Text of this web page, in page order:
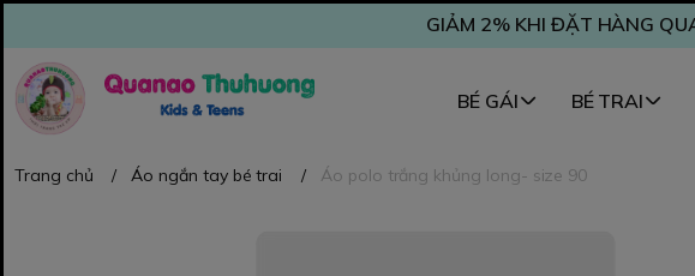
GIẢM 2% KHI ĐẶT HÀNG
BÉ GÁI BÉ TRAI
Trang chủ / Áo ngắn tay bé trai / Áo polo trắng khủng long- size 90